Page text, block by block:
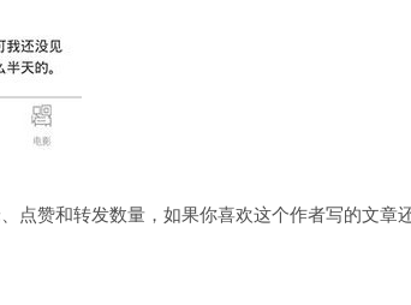
点赞和转发数量，如果你喜欢这个作者写的文章